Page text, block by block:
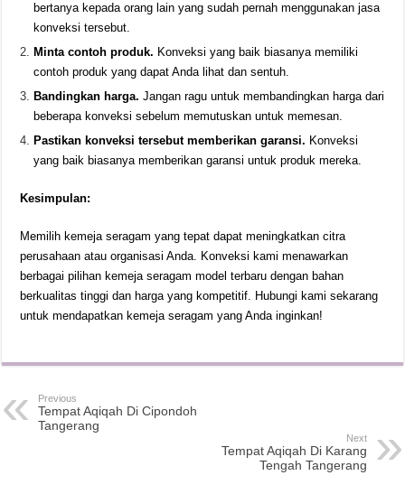
bertanya kepada orang lain yang sudah pernah menggunakan jasa
konveksi tersebut.
Minta contoh produk. Konveksi yang baik biasanya memiliki
contoh produk yang dapat Anda lihat dan sentuh.
Bandingkan harga. Jangan ragu untuk membandingkan harga dari
beberapa konveksi sebelum memutuskan untuk memesan.
Pastikan konveksi tersebut memberikan garansi. Konveksi
yang baik biasanya memberikan garansi untuk produk mereka.
Kesimpulan:
Memilih kemeja seragam yang tepat dapat meningkatkan citra
perusahaan atau organisasi Anda. Konveksi kami menawarkan
berbagai pilihan kemeja seragam model terbaru dengan bahan
berkualitas tinggi dan harga yang kompetitif. Hubungi kami sekarang
untuk mendapatkan kemeja seragam yang Anda inginkan!
Previous
Tempat Aqiqah Di Cipondoh
Tangerang
Next
Tempat Aqiqah Di Karang
Tengah Tangerang